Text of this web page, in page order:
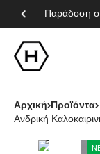
Παράδοση
Αρχική Προϊόντα
Ανδρική